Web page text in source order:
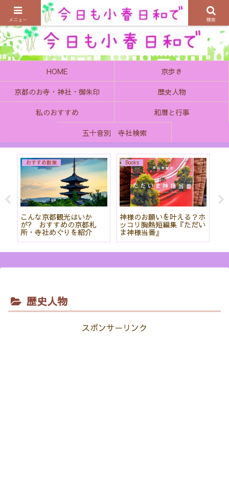
京都の町で歴史を楽しむ、そんなゆったり気分を感じてみませんか
HOME
京歩き
京都のお寺・神社・御朱印
歴史人物
私のおすすめ
和暦と行事
五十音別 寺社検索
おすすめ散策
こんな京都観光はいか
が? おすすめの京都札
所・寺社めぐりを紹介
Books
神様のお願いを叶える？ホ
ッコリ胸熱短編集『ただい
ま神様当番』
歴史人物
スポンサーリンク
メニュー 検索